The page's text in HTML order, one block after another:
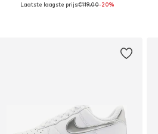
Beschikbaar in vele maten
Laatste laagste prijs:€119,00-20%